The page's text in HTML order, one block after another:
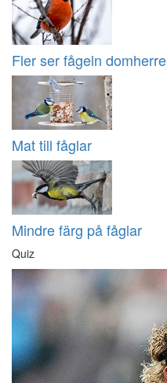
Fler ser fågeln domherre
Mat till fåglar
Mindre färg på fåglar
Quiz